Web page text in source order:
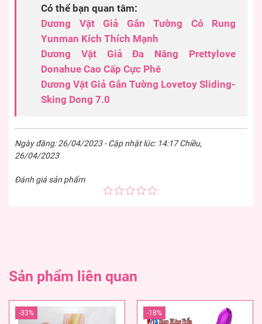
Có thể bạn quan tâm:
Dương Vật Giả Gắn Tường Có Rung
Yunman Kích Thích Mạnh
Dương Vật Giả Đa Năng Prettylove
Donahue Cao Cấp Cực Phê
Dương Vật Giả Gắn Tường Lovetoy Sliding-
Sking Dong 7.0
Ngày đăng: 26/04/2023 - Cập nhật lúc: 14:17 Chiều,
26/04/2023
Đánh giá sản phẩm
Sản phẩm liên quan
-33% -18%